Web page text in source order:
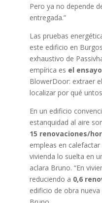
Pero ya no depende
entregada.”
Las pruebas
este edificio en
exhaustivo de
empírica es el
BlowerDoor: extraer
localizar por qué
En un edificio
estanquidad al aire
15 renovaciones/
empleas en
vivienda lo suelta en
aclara Bruno. “En
reduciendo a 0,6
edificio de obra